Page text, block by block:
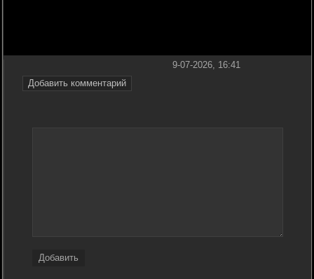
Добавить комментарий
9-07-2026, 16:41
Добавить